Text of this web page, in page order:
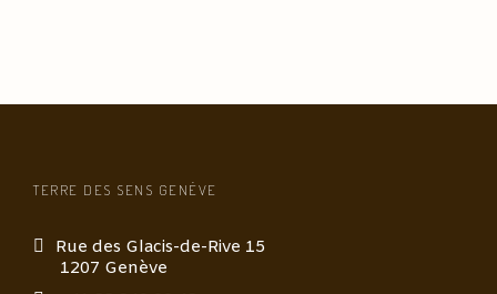
TERRE DES SENS GENÈVE
Rue des Glacis-de-Rive 15
1207 Genève